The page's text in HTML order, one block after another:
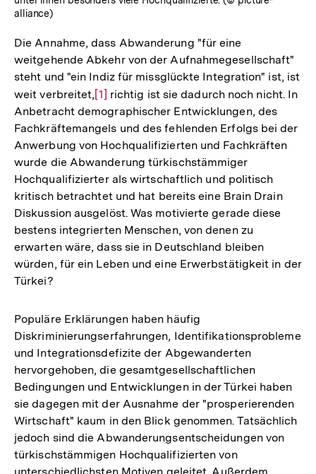
alliance)
Die Annahme, dass Abwanderung "für eine
weitgehende Abkehr von der Aufnahmegesellschaft"
steht und "ein Indiz für missglückte Integration" ist, ist
weit verbreitet,Zur
Auflösung
der
Fußnote
[1] richtig ist sie dadurch noch nicht. In
Anbetracht demographischer Entwicklungen, des
Fachkräftemangels und des fehlenden Erfolgs bei der
Anwerbung von Hochqualifizierten und Fachkräften
wurde die Abwanderung türkischstämmiger
Hochqualifizierter als wirtschaftlich und politisch
kritisch betrachtet und hat bereits eine Brain Drain
Diskussion ausgelöst. Was motivierte gerade diese
bestens integrierten Menschen, von denen zu
erwarten wäre, dass sie in Deutschland bleiben
würden, für ein Leben und eine Erwerbstätigkeit in der
Türkei?
Populäre Erklärungen haben häufig
Diskriminierungserfahrungen, Identifikationsprobleme
und Integrationsdefizite der Abgewanderten
hervorgehoben, die gesamtgesellschaftlichen
Bedingungen und Entwicklungen in der Türkei haben
sie dagegen mit der Ausnahme der "prosperierenden
Wirtschaft" kaum in den Blick genommen. Tatsächlich
jedoch sind die Abwanderungsentscheidungen von
türkischstämmigen Hochqualifizierten von